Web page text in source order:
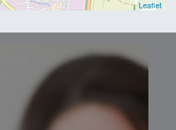
Leaflet